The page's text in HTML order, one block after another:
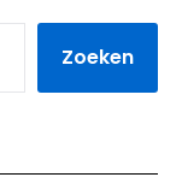
Zoeken